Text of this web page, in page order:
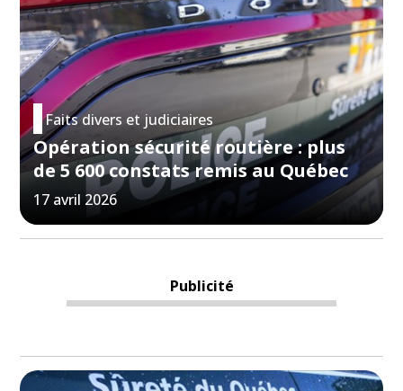
Faits divers et judiciaires
Opération sécurité routière : plus
de 5 600 constats remis au Québec
17 avril 2026
Publicité